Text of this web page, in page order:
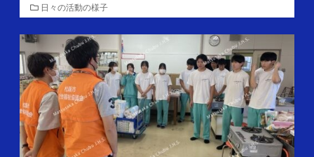
カ
テ
ゴ
リ
ー
日々の活動の様子